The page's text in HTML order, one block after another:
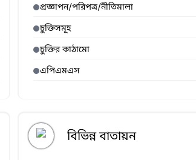
প্রজ্ঞাপন/পরিপত্র/নীতিমালা
চুক্তিসমূহ
চুক্তির কাঠামো
এপিএমএস
বিভিন্ন বাতায়ন